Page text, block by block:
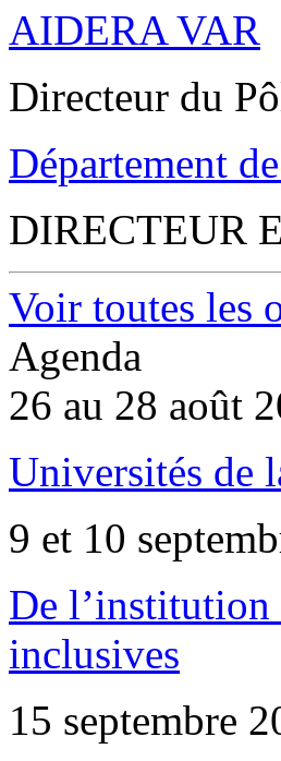
AIDERA VAR
Directeur du
Département
DIRECTEUR
Voir toutes les
Agenda
26 au 28 août
Universités de
9 et 10
De l’institution
inclusives
15 septembre